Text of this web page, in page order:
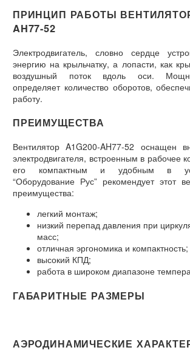
ПРИНЦИП РАБОТЫ
AH77-52
Электродвигатель, словно сердце
энергию на крыльчатку, а лопасти, как
воздушный поток вдоль оси.
определяет количество оборотов,
работу.
ПРЕИМУЩЕСТВА
Вентилятор A1G200-AH77-52 оснащен
электродвигателя, встроенным в рабочее
его компактным и удобным в
“Оборудование Рус” рекомендует этот
преимущества:
легкий монтаж;
низкий перепад давления при
масс;
отличная эргономика и компактность;
высокий КПД;
работа в широком диапазоне
ГАБАРИТНЫЕ РАЗМЕРЫ
АЭРОДИНАМИЧЕСКИЕ